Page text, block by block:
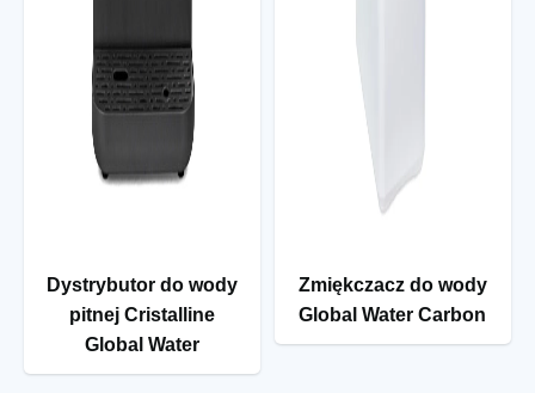
Dystrybutor do wody
pitnej Cristalline
Global Water
Zmiękczacz do wody
Global Water Carbon